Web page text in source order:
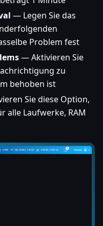
— Legen Sie das
Problem fest
— Aktivieren Sie
zu
behoben ist
Sie diese Option,
alle Laufwerke, RAM